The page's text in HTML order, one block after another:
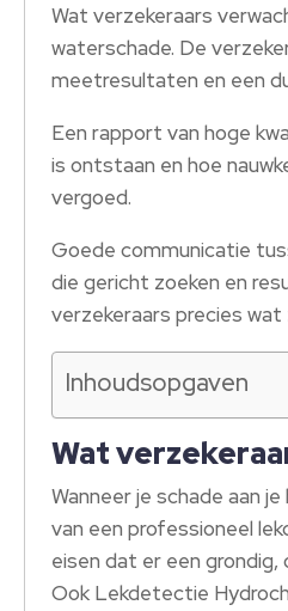
Wat verzekeraars
waterschade. De
meetresultaten en een
Een rapport van hoge
is ontstaan en hoe
vergoed.
Goede communicatie
die gericht zoeken en
verzekeraars precies wat
Inhoudsopgaven
Wat
Wanneer je schade aan
van een professioneel
eisen dat er een
Ook Lekdetectie